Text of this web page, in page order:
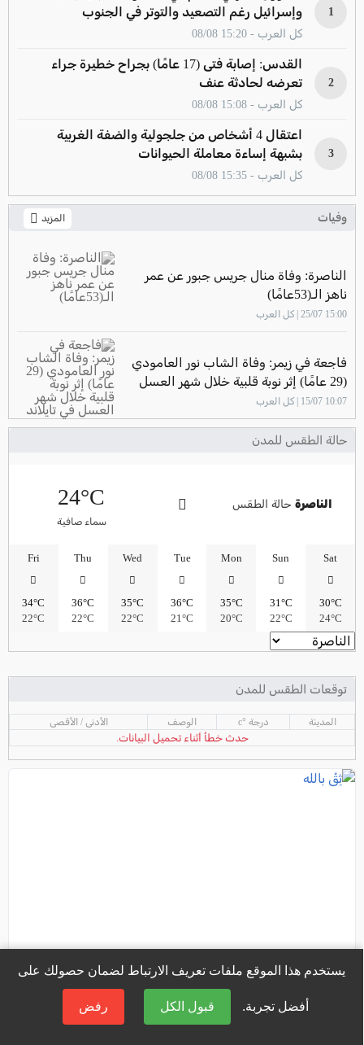
حالة الطقس للمدن
الناصرةحالة الطقس 24°C
سماء صافية
Sat
30°C
24°C
Sun
31°C
22°C
Mon
35°C
20°C
Tue
36°C
21°C
Wed
35°C
22°C
Thu
36°C
22°C
Fri
34°C
22°C
توقعات الطقس للمدن
المدينة درجة °c الوصف الأدنى / الأقصى
حدث خطأ أثناء تحميل البيانات.
1
وإسرائيل رغم التصعيد والتوتر في الجنوب
كل العرب - 15:20 08/08
2
القدس: إصابة فتى (17 عامًا) بجراح خطيرة جراء
تعرضه لحادثة عنف
كل العرب - 15:08 08/08
3
اعتقال 4 أشخاص من جلجولية والضفة الغربية
بشبهة إساءة معاملة الحيوانات
كل العرب - 15:35 08/08
وفيات المزيد
الناصرة: وفاة منال جريس جبور عن عمر
ناهز الـ(53عامًا)
15:00 25/07 | كل العرب
فاجعة في زيمر: وفاة الشاب نور العامودي
(29 عامًا) إثر نوبة قلبية خلال شهر العسل
في تايلاند
10:07 15/07 | كل العرب
يستخدم هذا الموقع ملفات تعريف الارتباط لضمان حصولك على
أفضل تجربة. قبول الكل رفض